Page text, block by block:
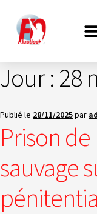
Jour : 28
Publié le 28/11/2025par
Prison de
sauvage